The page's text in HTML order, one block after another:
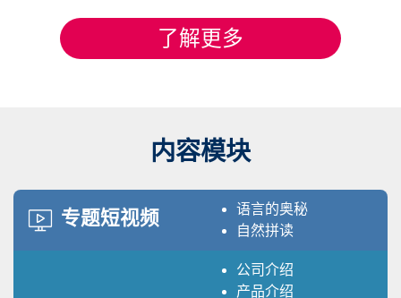
了解更多
内容模块
专题短视频
语言的奥秘
自然拼读
公司介绍
产品介绍